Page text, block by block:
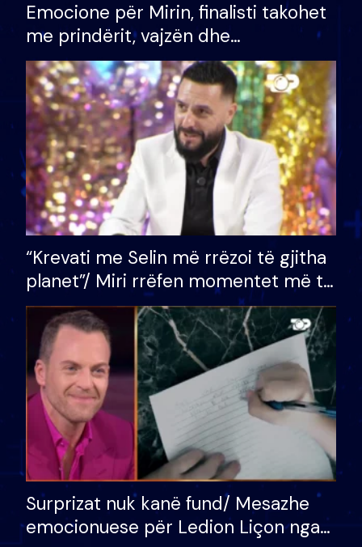
Emocione për Mirin, finalisti takohet
me prindërit, vajzën dhe
bashkëshorten: S’kemi ndonjë letër
divorci apo jo?
“Krevati me Selin më rrëzoi të gjitha
planet”/ Miri rrëfen momentet më të
bukura në shtëpinë e BB VIP: Do më
mungojë zilja e mëngjesit kur…
Surprizat nuk kanë fund/ Mesazhe
emocionuese për Ledion Liçon nga